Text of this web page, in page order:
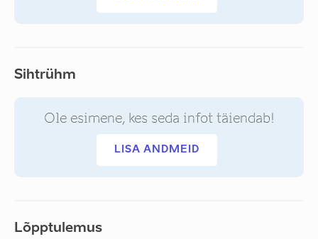
Sihtrühm
Ole esimene, kes seda infot täiendab!
LISA ANDMEID
Lõpptulemus